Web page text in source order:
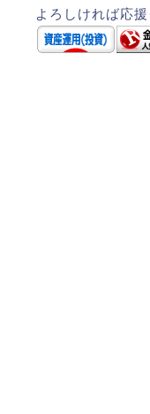
よろしければ応